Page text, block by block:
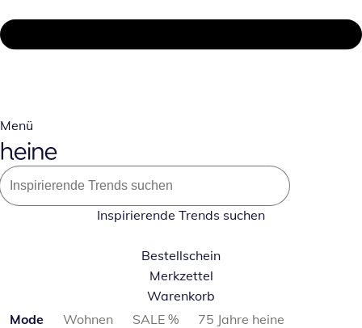
Menü
Inspirierende Trends suchen
Bestellschein
Merkzettel
Warenkorb
Produktkategorien überspringen
Mode Wohnen SALE %
75 Jahre heine